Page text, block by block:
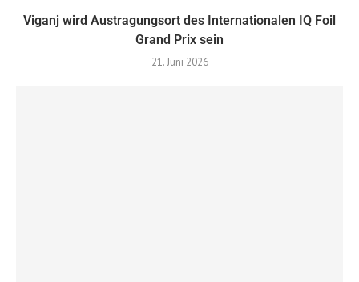
Viganj wird Austragungsort des Internationalen IQ Foil
Grand Prix sein
21. Juni 2026